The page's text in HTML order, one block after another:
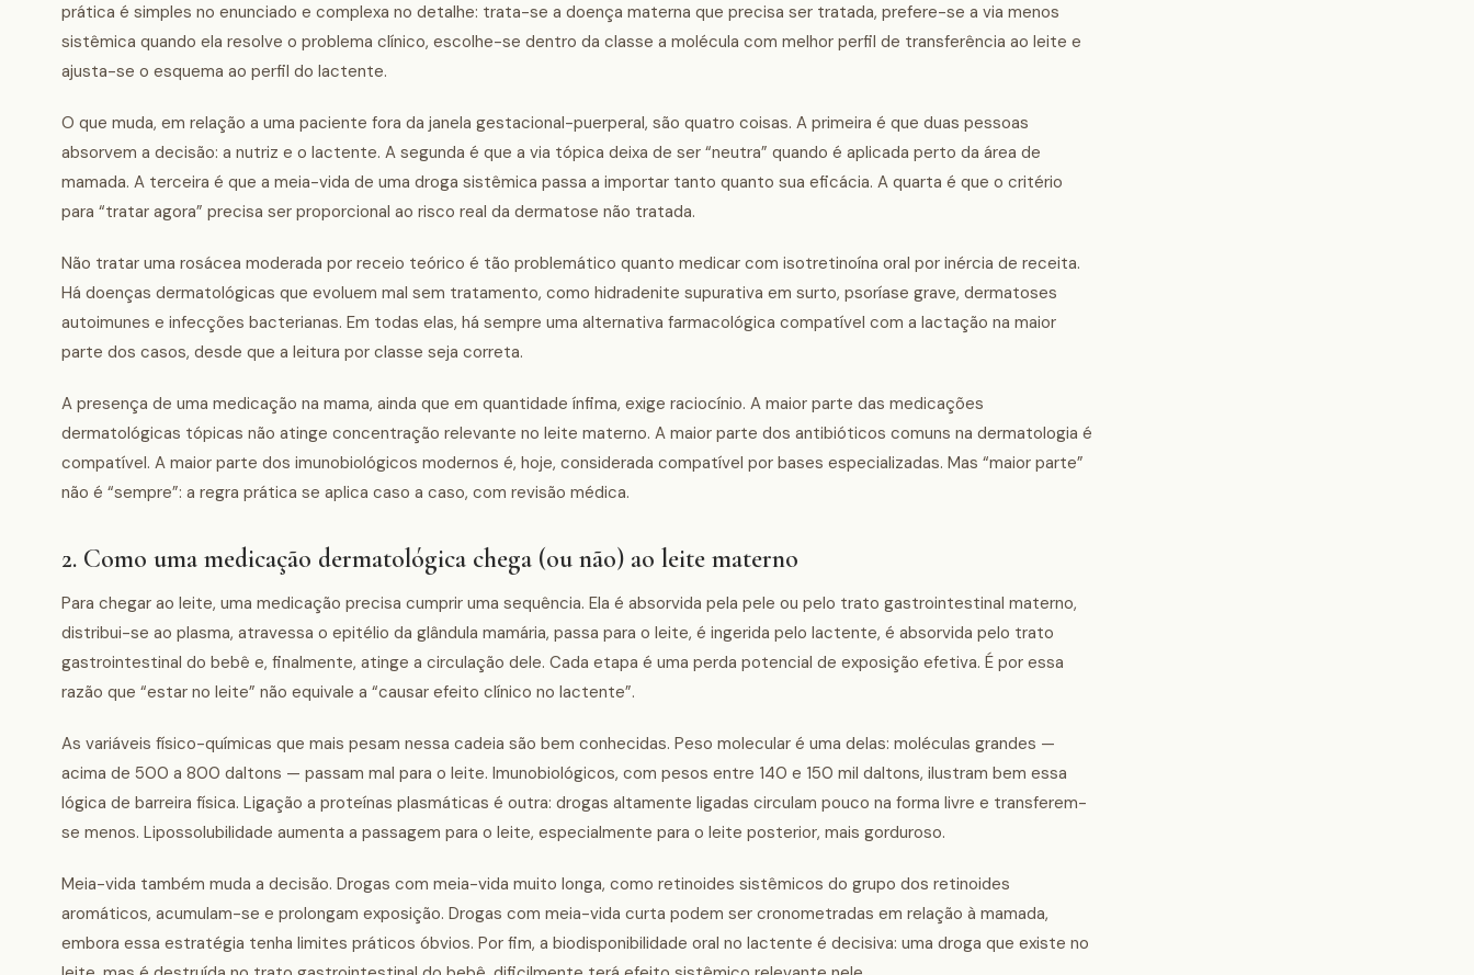
prática é simples no enunciado e complexa no detalhe: trata-se a doença materna que precisa ser tratada, prefere-se a via menos
sistêmica quando ela resolve o problema clínico, escolhe-se dentro da classe a molécula com melhor perfil de transferência ao leite e
ajusta-se o esquema ao perfil do lactente.
O que muda, em relação a uma paciente fora da janela gestacional-puerperal, são quatro coisas. A primeira é que duas pessoas
absorvem a decisão: a nutriz e o lactente. A segunda é que a via tópica deixa de ser “neutra” quando é aplicada perto da área de
mamada. A terceira é que a meia-vida de uma droga sistêmica passa a importar tanto quanto sua eficácia. A quarta é que o critério
para “tratar agora” precisa ser proporcional ao risco real da dermatose não tratada.
Não tratar uma rosácea moderada por receio teórico é tão problemático quanto medicar com isotretinoína oral por inércia de receita.
Há doenças dermatológicas que evoluem mal sem tratamento, como hidradenite supurativa em surto, psoríase grave, dermatoses
autoimunes e infecções bacterianas. Em todas elas, há sempre uma alternativa farmacológica compatível com a lactação na maior
parte dos casos, desde que a leitura por classe seja correta.
A presença de uma medicação na mama, ainda que em quantidade ínfima, exige raciocínio. A maior parte das medicações
dermatológicas tópicas não atinge concentração relevante no leite materno. A maior parte dos antibióticos comuns na dermatologia é
compatível. A maior parte dos imunobiológicos modernos é, hoje, considerada compatível por bases especializadas. Mas “maior parte”
não é “sempre”: a regra prática se aplica caso a caso, com revisão médica.
2. Como uma medicação dermatológica chega (ou não) ao leite materno
Para chegar ao leite, uma medicação precisa cumprir uma sequência. Ela é absorvida pela pele ou pelo trato gastrointestinal materno,
distribui-se ao plasma, atravessa o epitélio da glândula mamária, passa para o leite, é ingerida pelo lactente, é absorvida pelo trato
gastrointestinal do bebê e, finalmente, atinge a circulação dele. Cada etapa é uma perda potencial de exposição efetiva. É por essa
razão que “estar no leite” não equivale a “causar efeito clínico no lactente”.
As variáveis físico-químicas que mais pesam nessa cadeia são bem conhecidas. Peso molecular é uma delas: moléculas grandes —
acima de 500 a 800 daltons — passam mal para o leite. Imunobiológicos, com pesos entre 140 e 150 mil daltons, ilustram bem essa
lógica de barreira física. Ligação a proteínas plasmáticas é outra: drogas altamente ligadas circulam pouco na forma livre e transferem-
se menos. Lipossolubilidade aumenta a passagem para o leite, especialmente para o leite posterior, mais gorduroso.
Meia-vida também muda a decisão. Drogas com meia-vida muito longa, como retinoides sistêmicos do grupo dos retinoides
aromáticos, acumulam-se e prolongam exposição. Drogas com meia-vida curta podem ser cronometradas em relação à mamada,
embora essa estratégia tenha limites práticos óbvios. Por fim, a biodisponibilidade oral no lactente é decisiva: uma droga que existe no